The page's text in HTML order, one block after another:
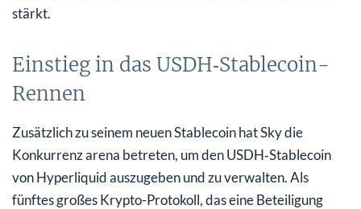
stärkt.
Einstieg in das USDH‑Stablecoin-
Rennen
Zusätzlich zu seinem neuen Stablecoin hat Sky die
Konkurrenz arena betreten, um den USDH‑Stablecoin
von Hyperliquid auszugeben und zu verwalten. Als
fünftes großes Krypto-Protokoll, das eine Beteiligung